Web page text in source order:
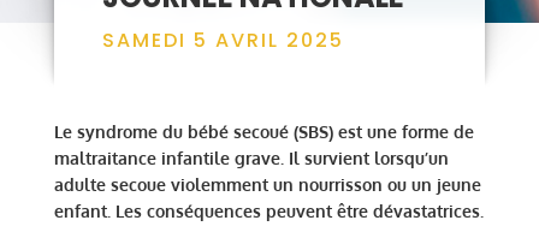
SAMEDI 5 AVRIL 2025
Le syndrome du bébé secoué (SBS) est une forme de
maltraitance infantile grave. Il survient lorsqu’un
adulte secoue violemment un nourrisson ou un jeune
enfant. Les conséquences peuvent être dévastatrices.